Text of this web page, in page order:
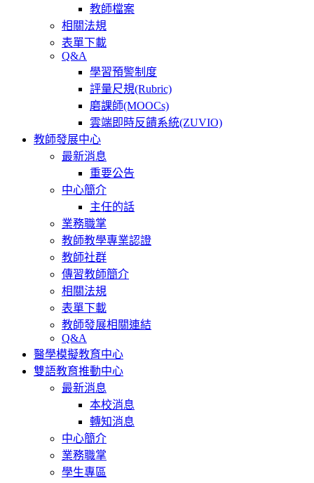
教師檔案
相關法規
表單下載
Q&A
學習預警制度
評量尺規(Rubric)
磨課師(MOOCs)
雲端即時反饋系統(ZUVIO)
教師發展中心
最新消息
重要公告
中心簡介
主任的話
業務職掌
教師教學專業認證
教師社群
傳習教師簡介
相關法規
表單下載
教師發展相關連結
Q&A
醫學模擬教育中心
雙語教育推動中心
最新消息
本校消息
轉知消息
中心簡介
業務職掌
學生專區